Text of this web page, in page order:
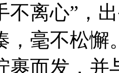
不离心”，
，毫不松懈
裹而发，并